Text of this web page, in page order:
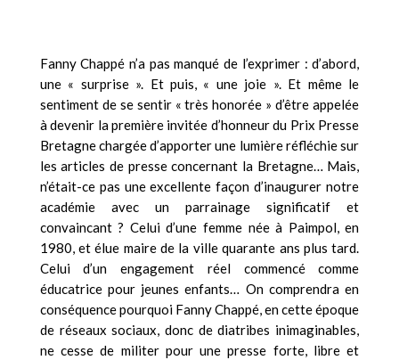
Fanny Chappé n’a pas manqué de l’exprimer : d’abord,
une « surprise ». Et puis, « une joie ». Et même le
sentiment de se sentir « très honorée » d’être appelée
à devenir la première invitée d’honneur du Prix Presse
Bretagne chargée d’apporter une lumière réfléchie sur
les articles de presse concernant la Bretagne… Mais,
n’était-ce pas une excellente façon d’inaugurer notre
académie avec un parrainage significatif et
convaincant ? Celui d’une femme née à Paimpol, en
1980, et élue maire de la ville quarante ans plus tard.
Celui d’un engagement réel commencé comme
éducatrice pour jeunes enfants… On comprendra en
conséquence pourquoi Fanny Chappé, en cette époque
de réseaux sociaux, donc de diatribes inimaginables,
ne cesse de militer pour une presse forte, libre et